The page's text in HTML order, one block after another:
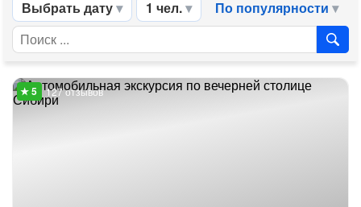
Выбрать дату 1 чел. По популярности
127 отзывов